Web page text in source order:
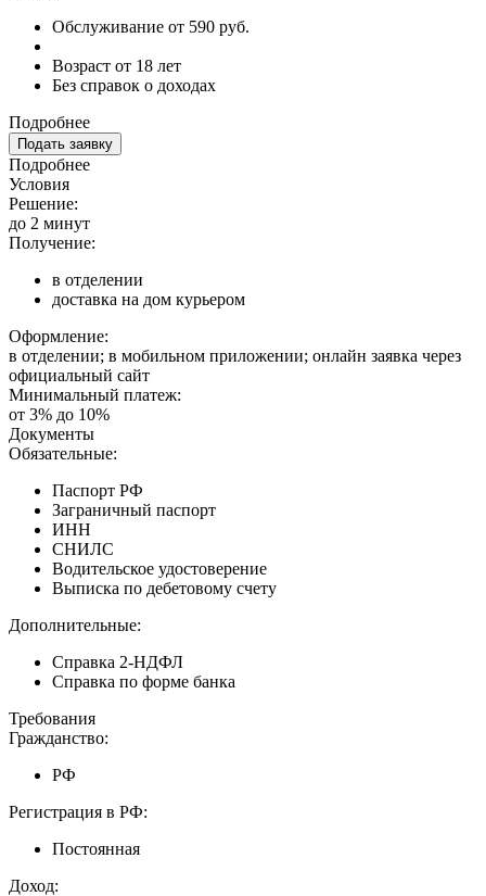
Обслуживание от 590 руб.
Возраст от 18 лет
Без справок о доходах
Подробнее
Подать заявку
Подробнее
Условия
Решение:
до 2 минут
Получение:
в отделении
доставка на дом курьером
Оформление:
в отделении; в мобильном приложении; онлайн заявка через
официальный сайт
Минимальный платеж:
от 3% до 10%
Документы
Обязательные:
Паспорт РФ
Заграничный паспорт
ИНН
СНИЛС
Водительское удостоверение
Выписка по дебетовому счету
Дополнительные:
Справка 2-НДФЛ
Справка по форме банка
Требования
Гражданство:
РФ
Регистрация в РФ:
Постоянная
Доход: